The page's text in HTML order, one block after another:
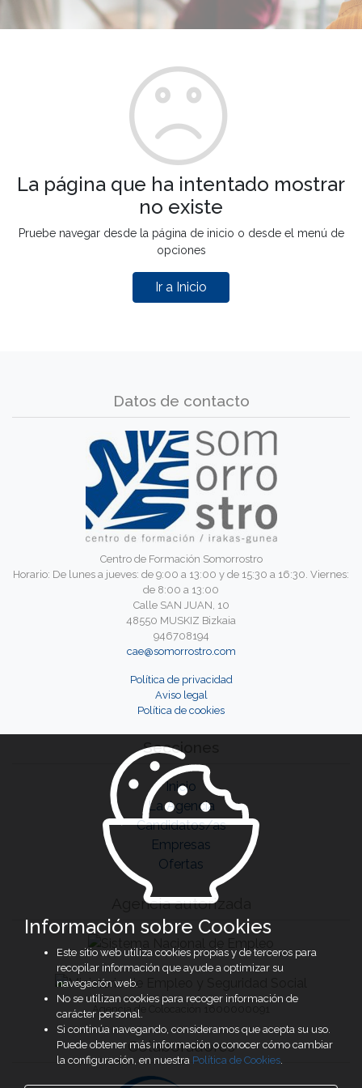
La página que ha intentado mostrar
no existe
Pruebe navegar desde la página de inicio o desde el menú de
opciones
Ir a Inicio
Datos de contacto
Centro de Formación Somorrostro
Horario: De lunes a jueves: de 9:00 a 13:00 y de 15:30 a 16:30. Viernes:
de 8:00 a 13:00
Calle SAN JUAN, 10
48550 MUSKIZ Bizkaia
946708194
cae@somorrostro.com
Política de privacidad
Aviso legal
Política de cookies
Secciones
Inicio
La Agencia
Candidatos/as
Empresas
Ofertas
Agencia autorizada
Agencia de Colocación 1600000091
Colaboradores
Información sobre Cookies
Este sitio web utiliza cookies propias y de terceros para
recopilar información que ayude a optimizar su
navegación web.
No se utilizan cookies para recoger información de
carácter personal.
Si continúa navegando, consideramos que acepta su uso.
Puede obtener más información o conocer cómo cambiar
la configuración, en nuestra Política de Cookies.